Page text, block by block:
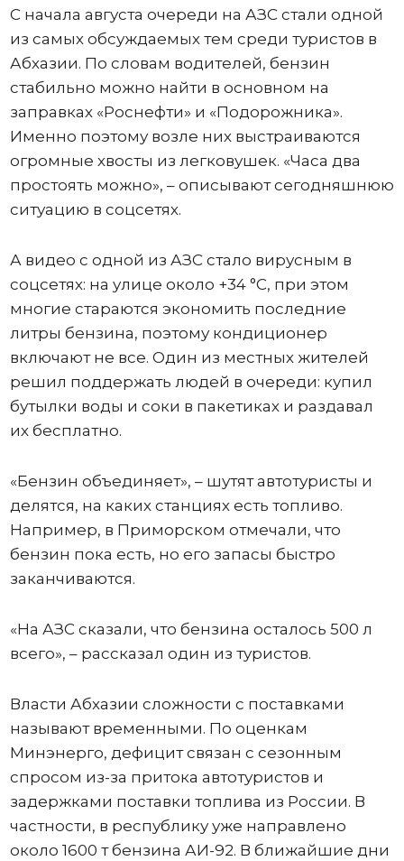
С начала августа очереди на АЗС стали одной
из самых обсуждаемых тем среди туристов в
Абхазии. По словам водителей, бензин
стабильно можно найти в основном на
заправках «Роснефти» и «Подорожника».
Именно поэтому возле них выстраиваются
огромные хвосты из легковушек. «Часа два
простоять можно», – описывают сегодняшнюю
ситуацию в соцсетях.
А видео с одной из АЗС стало вирусным в
соцсетях: на улице около +34 °C, при этом
многие стараются экономить последние
литры бензина, поэтому кондиционер
включают не все. Один из местных жителей
решил поддержать людей в очереди: купил
бутылки воды и соки в пакетиках и раздавал
их бесплатно.
«Бензин объединяет», – шутят автотуристы и
делятся, на каких станциях есть топливо.
Например, в Приморском отмечали, что
бензин пока есть, но его запасы быстро
заканчиваются.
«На АЗС сказали, что бензина осталось 500 л
всего», – рассказал один из туристов.
Власти Абхазии сложности с поставками
называют временными. По оценкам
Минэнерго, дефицит связан с сезонным
спросом из-за притока автотуристов и
задержками поставки топлива из России. В
частности, в республику уже направлено
около 1600 т бензина АИ-92. В ближайшие дни